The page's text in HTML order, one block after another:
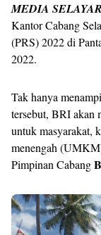
MEDIA SELAYAR
Kantor Cabang
(PRS) 2022 di
2022.
Tak hanya
tersebut, BRI akan
untuk masyarakat,
menengah
Pimpinan Cabang